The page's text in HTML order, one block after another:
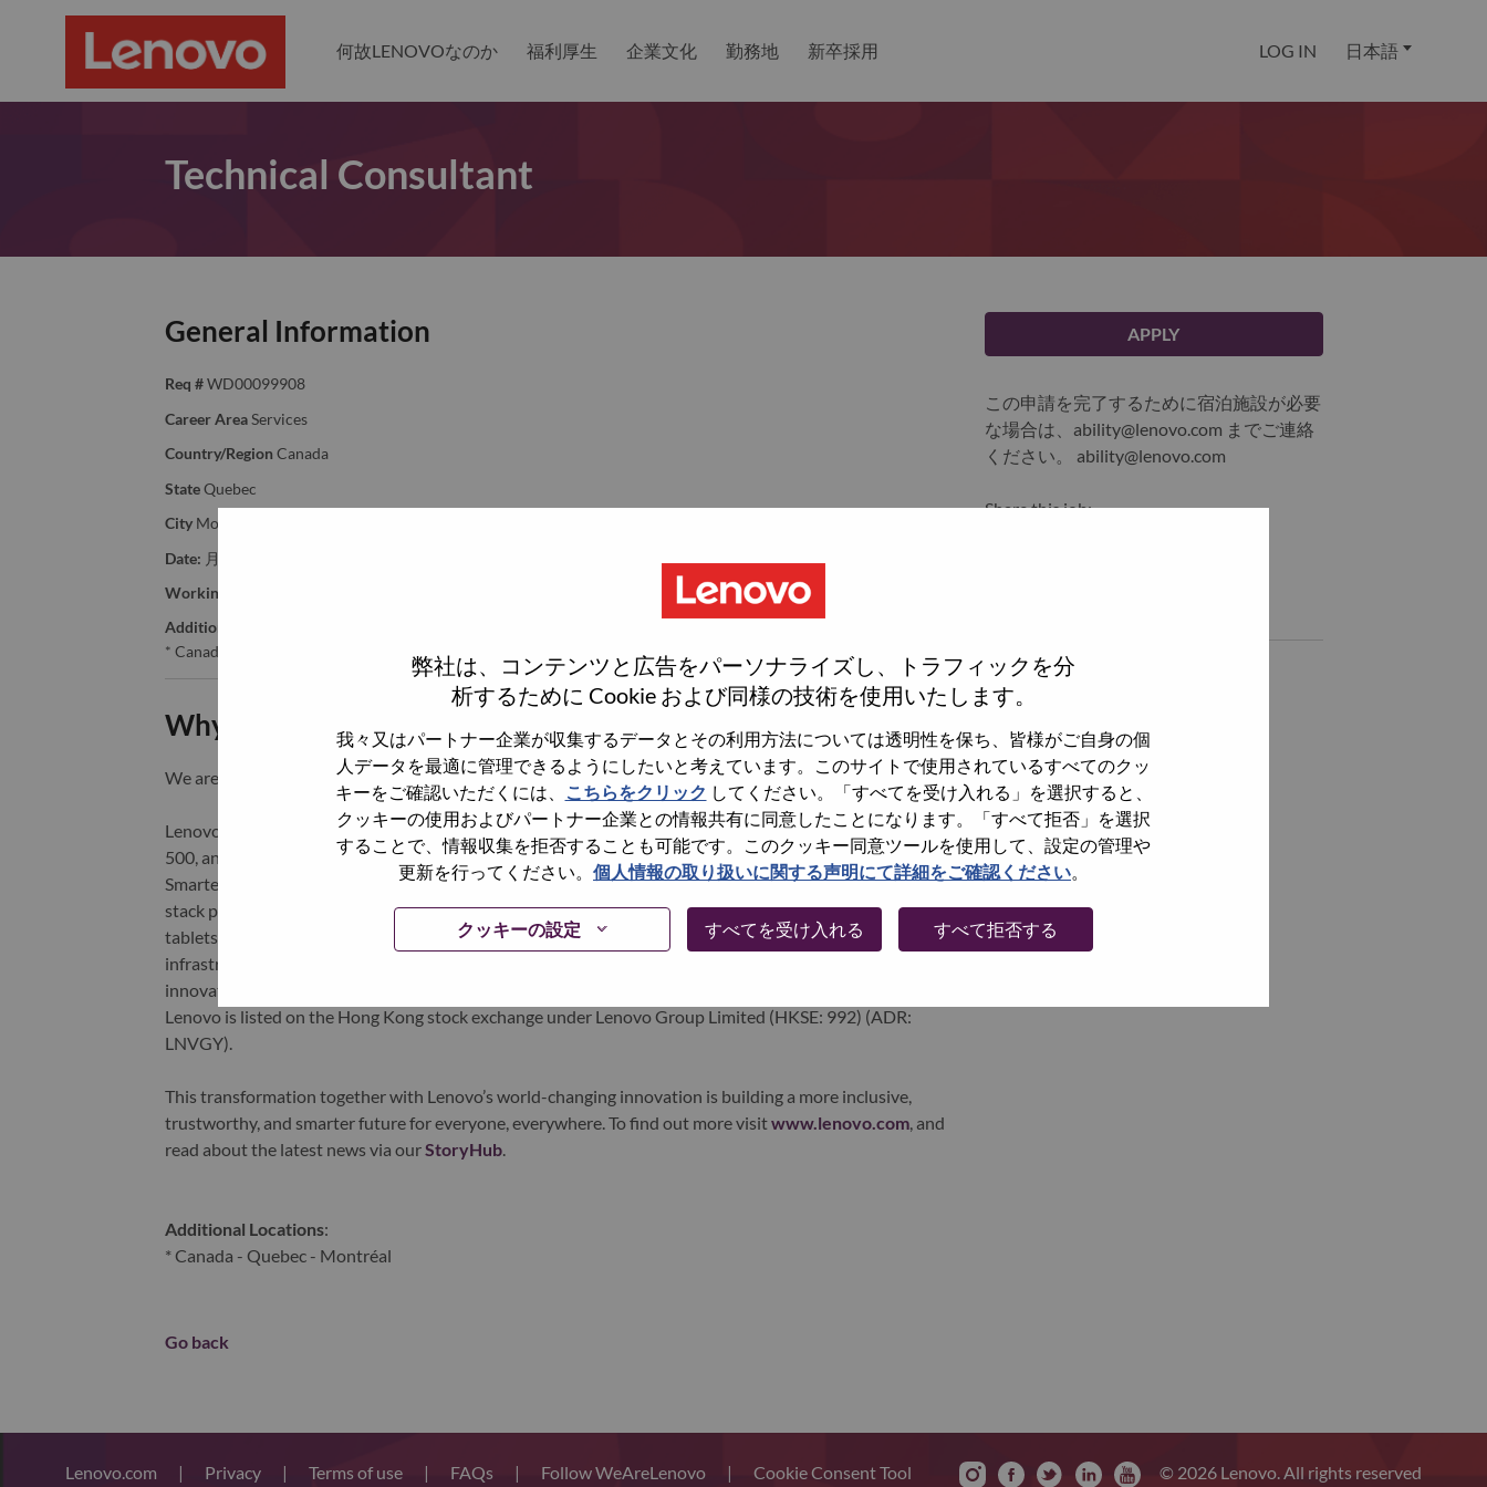
弊社は、コンテンツと広告をパーソナライズし、トラフィックを分
析するために Cookie および同様の技術を使用いたします。
我々又はパートナー企業が収集するデータとその利用方法については透明性を保ち、皆様がご自身の個
人データを最適に管理できるようにしたいと考えています。このサイトで使用されているすべてのクッ
キーをご確認いただくには、
こちらをクリック してください。「すべてを受け入れる」を選択すると、
クッキーの使用およびパートナー企業との情報共有に同意したことになります。「すべて拒否」を選択
することで、情報収集を拒否することも可能です。このクッキー同意ツールを使用して、設定の管理や
更新を行ってください。 個人情報の取り扱いに関する声明にて詳細をご確認ください。
クッキーの設定 すべてを受け入れる すべて拒否する
何故LENOVOなのか 福利厚生 企業文化 勤務地 新卒採用 LOG IN 日本語
Technical Consultant
General Information
Req # WD00099908
Career Area Services
Country/Region Canada
State Quebec
City Montreal
Date: 月曜日, 6月 22, 2026
Working Time:
Additional Locations
* Canada - Quebec - Montréal
Why Work at Lenovo
We are Lenovo. We do what we say. We own what we do. We WOW our customers.
Lenovo is a US$83 billion revenue global technology powerhouse, ranked #153 in the Fortune Global
500, and serving millions of customers every day in 180 markets. Focused on a bold vision to deliver
Smarter Technology for All, Lenovo has built on its success as the world’s largest PC company with a full-
stack portfolio of AI-enabled, AI-ready, and AI-optimized devices (PCs, workstations, smartphones,
tablets), infrastructure (server, storage, edge, high performance computing and software defined
infrastructure), software, solutions, and services. Lenovo’s continued investment in world-changing
innovation is building a more equitable, trustworthy, and smarter future for everyone, everywhere.
Lenovo is listed on the Hong Kong stock exchange under Lenovo Group Limited (HKSE: 992) (ADR:
LNVGY).
This transformation together with Lenovo’s world-changing innovation is building a more inclusive,
trustworthy, and smarter future for everyone, everywhere. To find out more visitwww.lenovo.com, and
read about the latest news via ourStoryHub.
Additional Locations:
* Canada - Quebec - Montréal
Go back
APPLY
この申請を完了するために宿泊施設が必要
な場合は、ability@lenovo.com までご連絡
ください。 ability@lenovo.com
Share this job:
全てを見る
Lenovo.com | Privacy | Terms of use | FAQs | Follow WeAreLenovo | Cookie Consent Tool © 2026 Lenovo. All rights reserved